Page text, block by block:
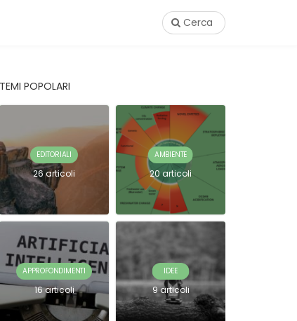
Cerca
TEMI POPOLARI
EDITORIALI
26 articoli
AMBIENTE
20 articoli
APPROFONDIMENTI
16 articoli
IDEE
9 articoli